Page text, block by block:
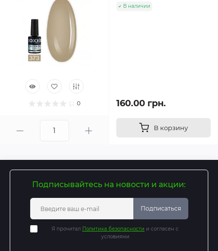
0
В наличии
160.00 грн.
В корзину
Подписывайтесь на новости и акции:
Подписаться
Я прочитал Политика безопасности и согласен с
условиями